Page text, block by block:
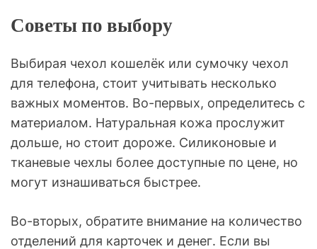
Советы по выбору
Выбирая чехол кошелёк или сумочку чехол
для телефона, стоит учитывать несколько
важных моментов. Во-первых, определитесь с
материалом. Натуральная кожа прослужит
дольше, но стоит дороже. Силиконовые и
тканевые чехлы более доступные по цене, но
могут изнашиваться быстрее.
Во-вторых, обратите внимание на количество
отделений для карточек и денег. Если вы